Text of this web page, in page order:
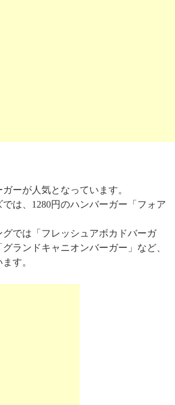
ーが人気となっています。
は、1280円のハンバーガー「フォア
では「フレッシュアボカドバーガ
ランドキャニオンバーガー」など、
す。